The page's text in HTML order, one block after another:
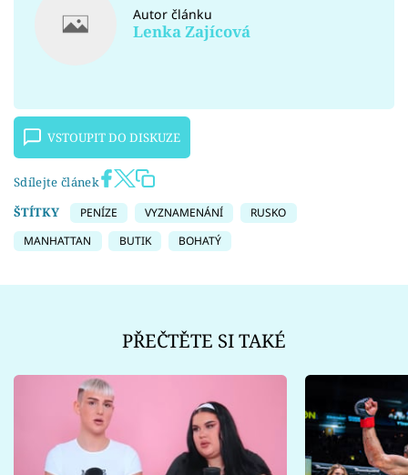
Autor článku
Lenka Zajícová
VSTOUPIT DO DISKUZE
Sdílejte článek
ŠTÍTKY
PENÍZE VYZNAMENÁNÍ
RUSKO
MANHATTAN
BUTIK BOHATÝ
PŘEČTĚTE SI TAKÉ